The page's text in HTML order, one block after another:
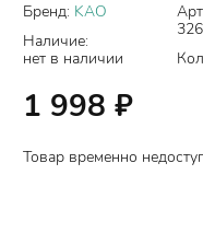
Бренд: KAO
Наличие:
нет в наличии
1 998 ₽
Товар временно